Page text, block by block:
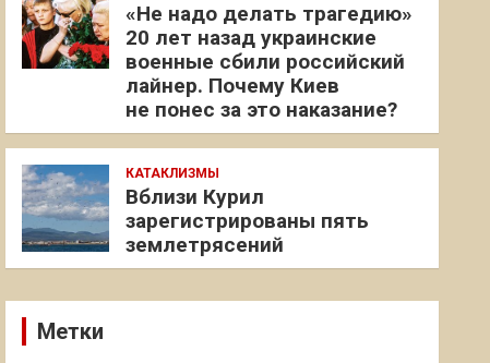
«Не надо делать трагедию»
20 лет назад украинские
военные сбили российский
лайнер. Почему Киев
не понес за это наказание?
КАТАКЛИЗМЫ
Вблизи Курил
зарегистрированы пять
землетрясений
Метки